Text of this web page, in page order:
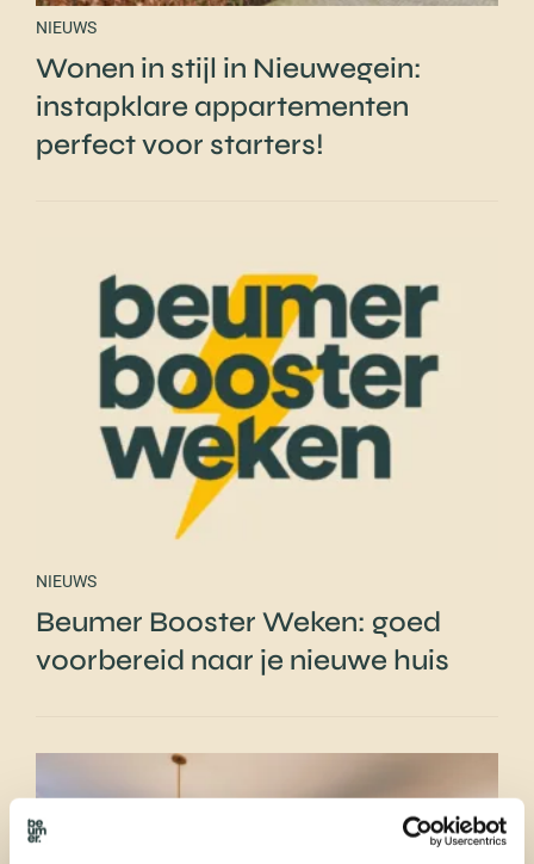
NIEUWS
Wonen in stijl in Nieuwegein:
instapklare appartementen
perfect voor starters!
NIEUWS
Beumer Booster Weken: goed
voorbereid naar je nieuwe huis